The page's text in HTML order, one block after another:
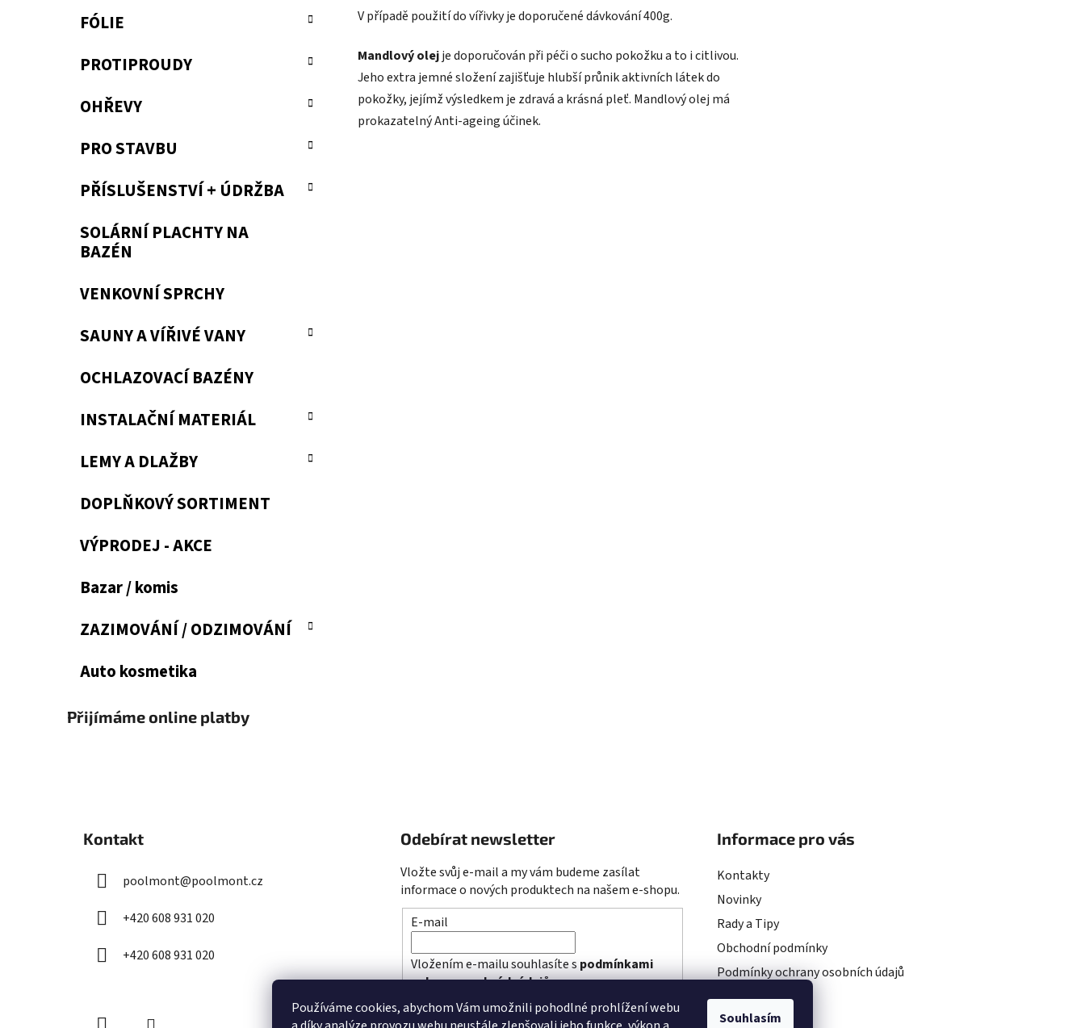
Používáme cookies, abychom Vám umožnili pohodlné prohlížení webu
Souhlasím
FÓLIE
PROTIPROUDY
OHŘEVY
PRO STAVBU
PŘÍSLUŠENSTVÍ + ÚDRŽBA
SOLÁRNÍ PLACHTY NA
BAZÉN
VENKOVNÍ SPRCHY
SAUNY A VÍŘIVÉ VANY
OCHLAZOVACÍ BAZÉNY
INSTALAČNÍ MATERIÁL
LEMY A DLAŽBY
DOPLŇKOVÝ SORTIMENT
VÝPRODEJ - AKCE
Bazar / komis
ZAZIMOVÁNÍ / ODZIMOVÁNÍ
Auto kosmetika
Přijímáme online platby
V případě použití do vířivky je doporučené dávkování 400g.
Mandlový olejje doporučován při péči o sucho pokožku a to i citlivou.
Jeho extra jemné složení zajišťuje hlubší průnik aktivních látek do
pokožky, jejímž výsledkem je zdravá a krásná pleť. Mandlový olej má
prokazatelný Anti-ageing účinek.
Kontakt
poolmont@poolmont.cz
+420 608 931 020
+420 608 931 020
Odebírat newsletter
Vložte svůj e-mail a my vám budeme zasílat
informace o nových produktech na našem e-shopu.
E-mail
Vložením e-mailu souhlasíte s podmínkami
ochrany osobních údajů
PŘIHLÁSIT SE
Informace pro vás
Kontakty
Novinky
Rady a Tipy
Obchodní podmínky
Podmínky ochrany osobních údajů
Projekty EU